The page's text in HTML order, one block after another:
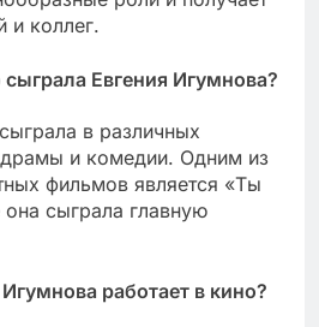
и коллег.
Евгения Игумнова?
в различных
и комедии. Одним из
фильмов является «Ты
сыграла главную
работает в кино?